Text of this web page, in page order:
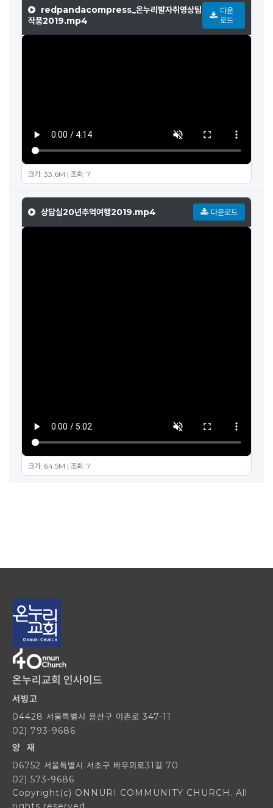
redpandacompress_온누리발자취영상팀
작품2019.mp4
다운
로드
크기: 33.6M | 조회: 7
상담실20년추억여행2019.mp4 다운로드
크기: 64.5M | 조회: 7
온누리교회 인사이드
서빙고
04428 서울특별시 용산구 이촌로 347-11
02) 793-9686
양 재
06752 서울특별시 서초구 바우뫼로31길 70
02) 573-9686
Copyright(c) ONNURI COMMUNITY CHURCH. All